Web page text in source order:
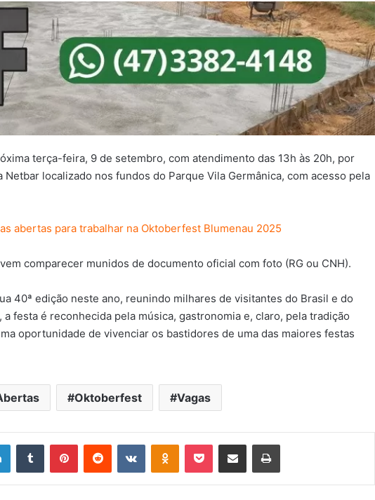
terça-feira, 9 de setembro, com atendimento das 13h às 20h, por
localizado nos fundos do Parque Vila Germânica, com acesso pela
abertas para trabalhar na Oktoberfest Blumenau 2025
comparecer munidos de documento oficial com foto (RG ou CNH).
40ª edição neste ano, reunindo milhares de visitantes do Brasil e do
festa é reconhecida pela música, gastronomia e, claro, pela tradição
oportunidade de vivenciar os bastidores de uma das maiores festas
Oktoberfest Vagas